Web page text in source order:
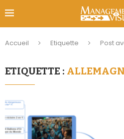
Accueil Etiquette Post
ETIQUETTE :